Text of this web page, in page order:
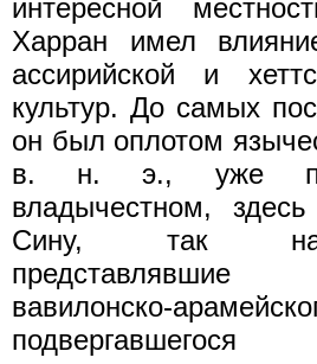
интересной
Харран имел
ассирийской и
культур. До самых
он был оплотом
в. н. э., уже
владычестном,
Сину, так
вавилонско-